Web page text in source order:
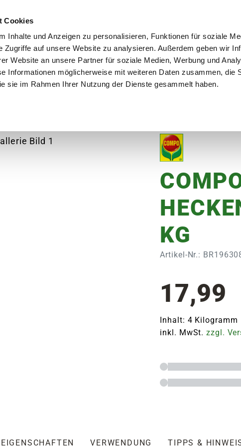
Cookies
Inhalte und Anzeigen zu personalisieren, Funktionen für soziale
Zugriffe auf unsere Website zu analysieren. Außerdem geben wir
Website an unsere Partner für soziale Medien, Werbung und
Informationen möglicherweise mit weiteren Daten zusammen, die
sie im Rahmen Ihrer Nutzung der Dienste gesammelt haben.
Garten Aktuelles Ratgeber
4 kg
KG
Artikel-Nr.:
17,99
Inhalt: 4
inkl. MwSt.zzgl.
EIGENSCHAFTEN VERWENDUNG TIPPS &